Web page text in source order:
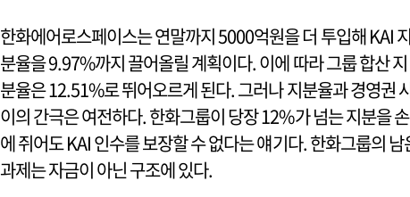
한화에어로스페이스는 연말까지 5000억원을 더 투입해 KAI 지
분율을 9.97%까지 끌어올릴 계획이다. 이에 따라 그룹 합산 지
분율은 12.51%로 뛰어오르게 된다. 그러나 지분율과 경영권
이의 간극은 여전하다. 한화그룹이 당장 12%가 넘는 지분을 손
에 쥐어도 KAI 인수를 보장할 수 없다는 얘기다. 한화그룹의 남
과제는 자금이 아닌 구조에 있다.